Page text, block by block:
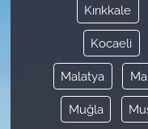
Kırıkkale
Kocaeli
Malatya
Muğla